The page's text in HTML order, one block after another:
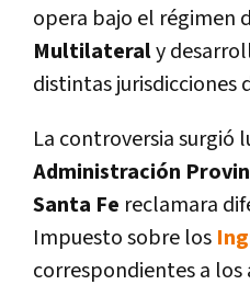
opera bajo el régimen
Multilateraly
distintas jurisdicciones
La controversia surgió
Administración
Santa Fe reclamara
Impuesto sobre los
correspondientes a los